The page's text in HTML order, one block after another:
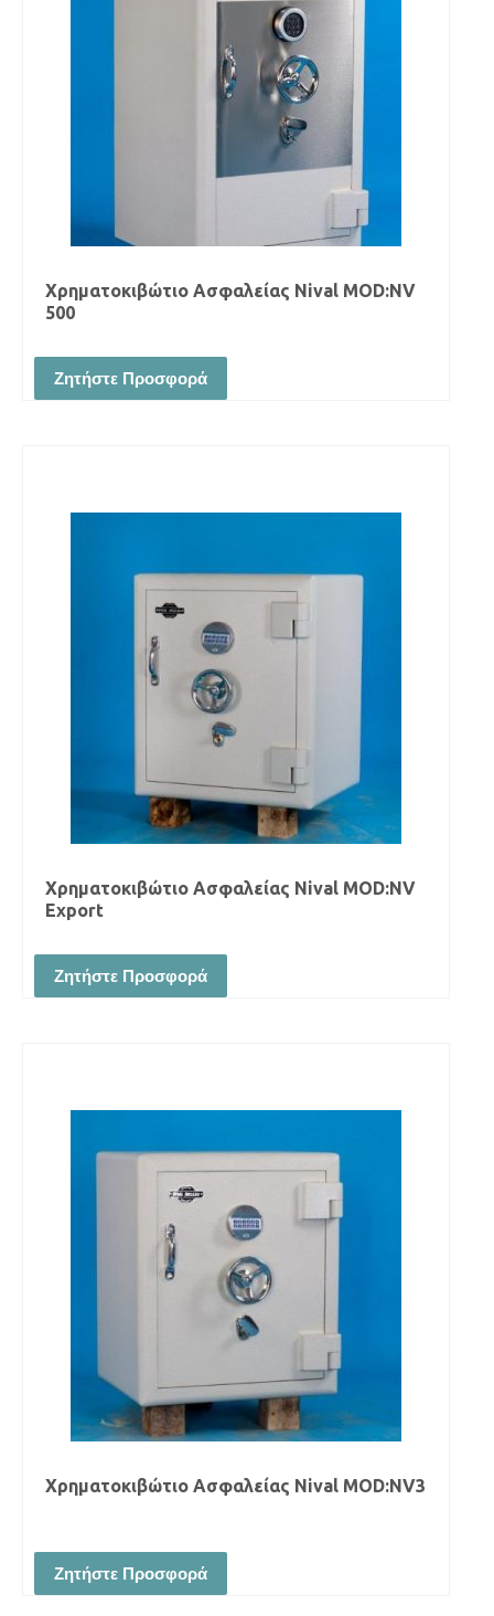
Χρηματοκιβώτιο Ασφαλείας Νival MOD:NV
500
Ζητήστε Προσφορά
Χρηματοκιβώτιο Ασφαλείας Νival MOD:NV
Export
Ζητήστε Προσφορά
Χρηματοκιβώτιο Ασφαλείας Νival MOD:NV3
Ζητήστε Προσφορά